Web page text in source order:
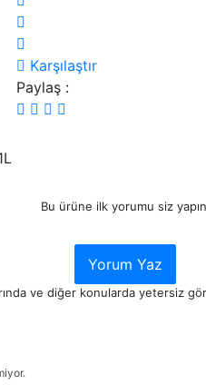
Karşılaştır
Paylaş :
Bu ürüne ilk yorumu siz
Yorum Yaz
ve diğer konularda yetersiz